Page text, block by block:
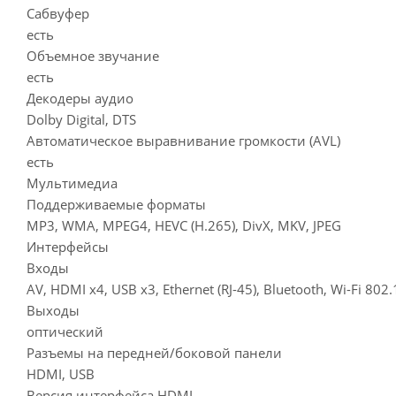
Сабвуфер
есть
Объемное звучание
есть
Декодеры аудио
Dolby Digital, DTS
Автоматическое выравнивание громкости (AVL)
есть
Мультимедиа
Поддерживаемые форматы
MP3, WMA, MPEG4, HEVC (H.265), DivX, MKV, JPEG
Интерфейсы
Входы
AV, HDMI x4, USB x3, Ethernet (RJ-45), Bluetooth, Wi-Fi
Выходы
оптический
Разъемы на передней/боковой панели
HDMI, USB